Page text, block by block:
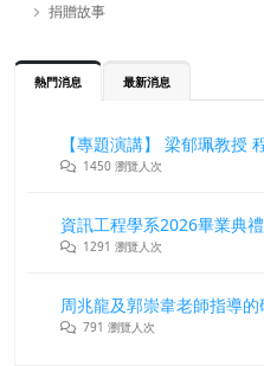
捐贈故事
熱門消息 最新消息
1450 瀏覽人次
資訊工程學系2026畢業典禮
1291 瀏覽人次
791 瀏覽人次